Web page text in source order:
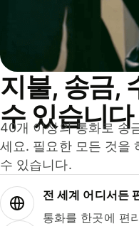
지불, 송금,
수 있습니다
40개 이상의 통화로 송
세요. 필요한 모든 것을
수 있습니다.
전 세계 어디서든
통화를 한곳에 편